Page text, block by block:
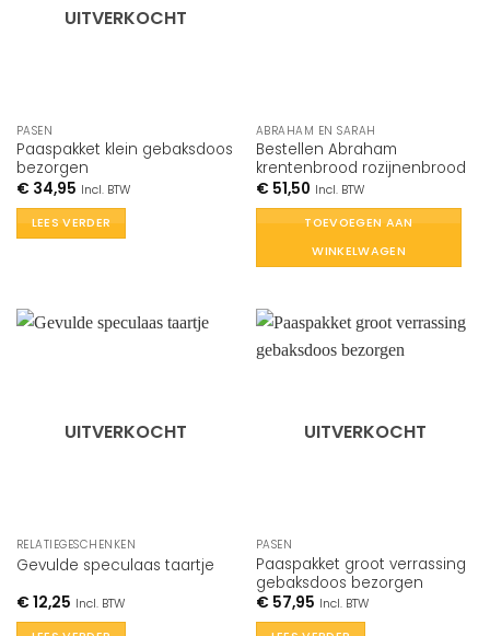
UITVERKOCHT
PASEN
Paaspakket klein gebaksdoos
bezorgen
€34,95 Incl. BTW
LEES VERDER
ABRAHAM EN SARAH
Bestellen Abraham
krentenbrood rozijnenbrood
€51,50 Incl. BTW
TOEVOEGEN AAN
WINKELWAGEN
UITVERKOCHT
RELATIEGESCHENKEN
Gevulde speculaas taartje
€12,25 Incl. BTW
UITVERKOCHT
PASEN
Paaspakket groot verrassing
gebaksdoos bezorgen
€57,95 Incl. BTW